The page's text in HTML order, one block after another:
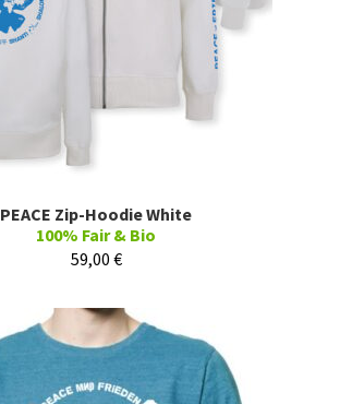
PEACE Zip-Hoodie White
100% Fair & Bio
59,00 €